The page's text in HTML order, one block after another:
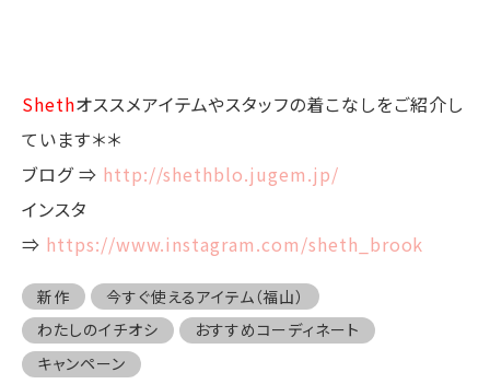
Shethオススメアイテムやスタッフの着こなしをご紹介し
ています＊＊
ブログ ⇒ http://shethblo.jugem.jp/
インスタ
⇒ https://www.instagram.com/sheth_brook
新作
今すぐ使えるアイテム（福山）
わたしのイチオシ
おすすめコーディネート
キャンペーン